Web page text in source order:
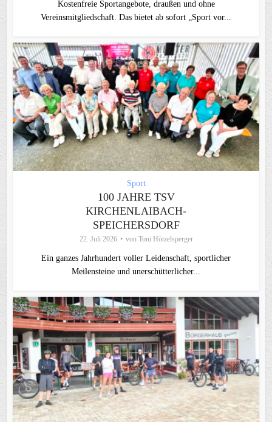
Kostenfreie Sportangebote, draußen und ohne
Vereinsmitgliedschaft. Das bietet ab sofort „Sport vor...
Sport
100 JAHRE TSV
KIRCHENLAIBACH-
SPEICHERSDORF
22. Juli 2026 von Toni Hötzelsperger
Ein ganzes Jahrhundert voller Leidenschaft, sportlicher
Meilensteine und unerschütterlicher...